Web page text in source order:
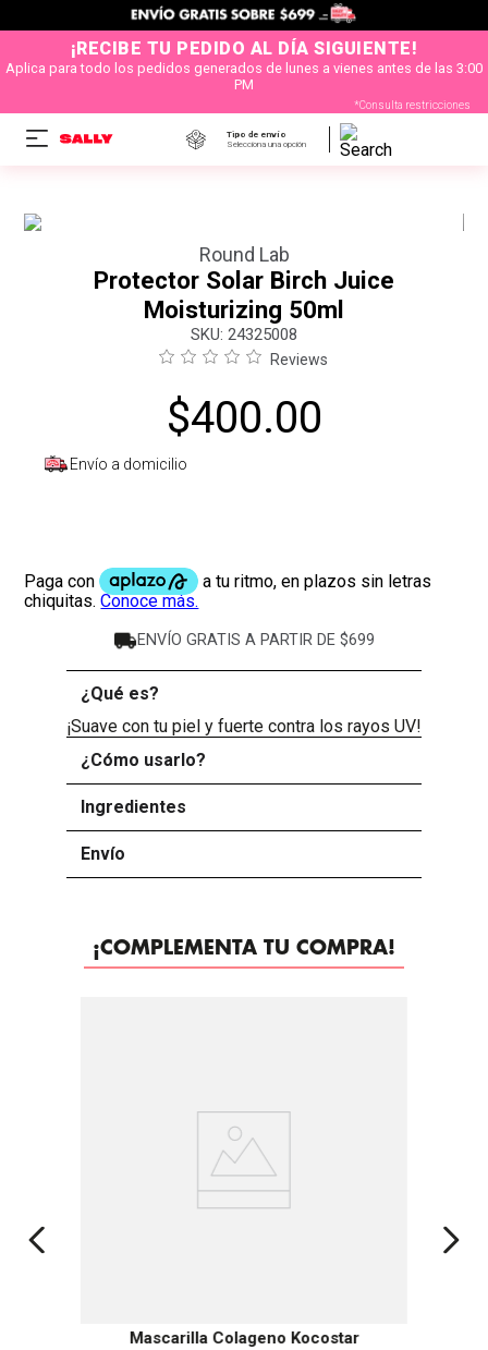
¡RECIBE TU PEDIDO AL DÍA SIGUIENTE!
Aplica para todo los pedidos generados de lunes a vienes antes de las 3:00
PM
*Consulta restricciones
Tipo de envío
Selecciona una opción
Round Lab
Protector Solar Birch Juice
Moisturizing 50ml
: 24325008
Reviews
$400.00
Envío a domicilio
ENVÍO GRATIS A PARTIR DE $699
¿Qué es?
¡Suave con tu piel y fuerte contra los rayos UV!
¿Cómo usarlo?
Ingredientes
Envío
¡COMPLEMENTA TU COMPRA!
Mascarilla Colageno Kocostar